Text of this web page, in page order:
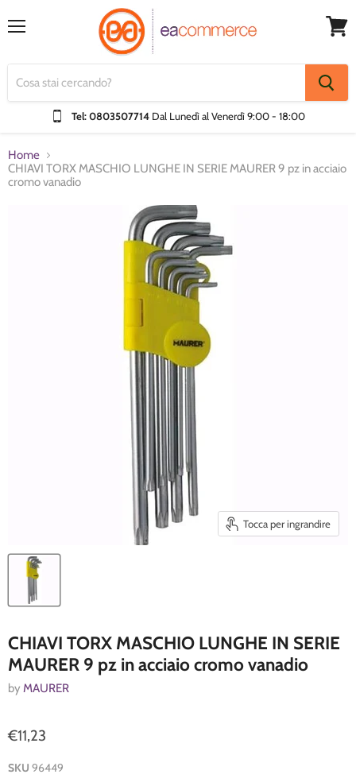
Tel: 0803507714 Dal Lunedì al Venerdì9:00 - 18:00
Home
CHIAVI TORX MASCHIO LUNGHE IN SERIE MAURER 9 pz in acciaio
cromo vanadio
Tocca per ingrandire
CHIAVI TORX MASCHIO LUNGHE IN SERIE
MAURER 9 pz in acciaio cromo vanadio
by MAURER
€11,23
SKU 96449